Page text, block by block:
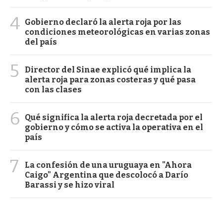
4 Gobierno declaró la alerta roja por las
condiciones meteorológicas en varias zonas
del país
5
Director del Sinae explicó qué implica la
alerta roja para zonas costeras y qué pasa
con las clases
6
Qué significa la alerta roja decretada por el
gobierno y cómo se activa la operativa en el
país
7
La confesión de una uruguaya en "Ahora
Caigo" Argentina que descolocó a Darío
Barassi y se hizo viral